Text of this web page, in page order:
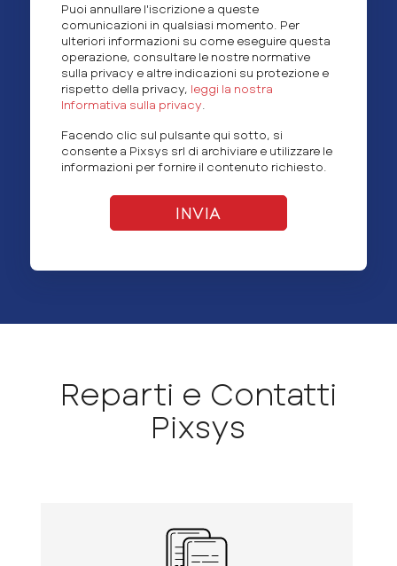
Puoi annullare l'iscrizione a queste
comunicazioni in qualsiasi momento. Per
ulteriori informazioni su come eseguire questa
operazione, consultare le nostre normative
sulla privacy e altre indicazioni su protezione e
rispetto della privacy, leggi la nostra
Informativa sulla privacy
Facendo clic sul pulsante qui sotto, si
consente a Pixsys srl di archiviare e utilizzare le
informazioni per fornire il contenuto richiesto.
Reparti e Contatti
Pixsys